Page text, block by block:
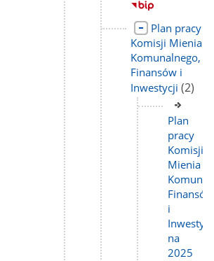
Link
do
strony
Plan pracy
Komisji Mienia
Komunalnego,
Finansów i
Inwestycji liczba
(2)
do
Plan
pracy
Komisji
Mienia
Finansów
i
na
2025